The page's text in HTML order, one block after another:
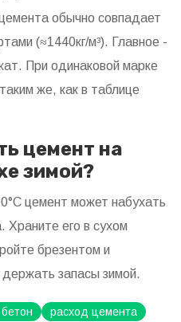
обычно совпадает
(≈1440кг/м³). Главное -
При одинаковой марке
же, как в таблице
цемент на
зимой?
цемент может набухать
Храните его в сухом
брезентом и
запасы зимой.
бетон
расход цемента